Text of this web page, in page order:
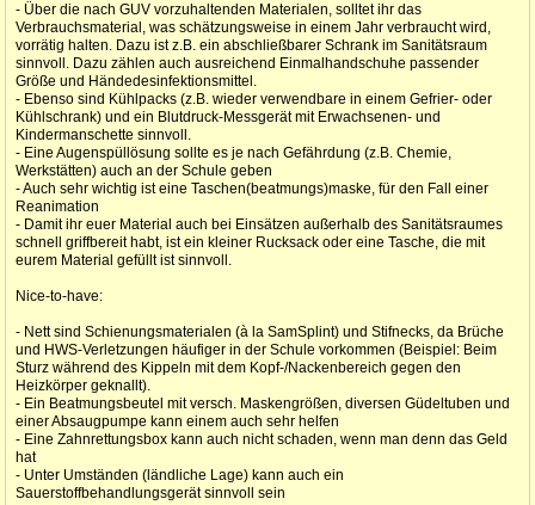
- Über die nach GUV vorzuhaltenden Materialen, solltet ihr das
Verbrauchsmaterial, was schätzungsweise in einem Jahr verbraucht wird,
vorrätig halten. Dazu ist z.B. ein abschließbarer Schrank im Sanitätsraum
sinnvoll. Dazu zählen auch ausreichend Einmalhandschuhe passender
Größe und Händedesinfektionsmittel.
- Ebenso sind Kühlpacks (z.B. wieder verwendbare in einem Gefrier- oder
Kühlschrank) und ein Blutdruck-Messgerät mit Erwachsenen- und
Kindermanschette sinnvoll.
- Eine Augenspüllösung sollte es je nach Gefährdung (z.B. Chemie,
Werkstätten) auch an der Schule geben
- Auch sehr wichtig ist eine Taschen(beatmungs)maske, für den Fall einer
Reanimation
- Damit ihr euer Material auch bei Einsätzen außerhalb des Sanitätsraumes
schnell griffbereit habt, ist ein kleiner Rucksack oder eine Tasche, die mit
eurem Material gefüllt ist sinnvoll.
Nice-to-have:
- Nett sind Schienungsmaterialen (à la SamSplint) und Stifnecks, da Brüche
und HWS-Verletzungen häufiger in der Schule vorkommen (Beispiel: Beim
Sturz während des Kippeln mit dem Kopf-/Nackenbereich gegen den
Heizkörper geknallt).
- Ein Beatmungsbeutel mit versch. Maskengrößen, diversen Güdeltuben und
einer Absaugpumpe kann einem auch sehr helfen
- Eine Zahnrettungsbox kann auch nicht schaden, wenn man denn das Geld
hat
- Unter Umständen (ländliche Lage) kann auch ein
Sauerstoffbehandlungsgerät sinnvoll sein